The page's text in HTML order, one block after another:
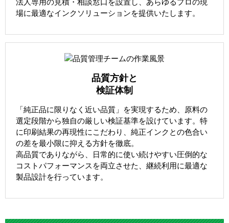
法人専用の見積・相談窓口を設置し、あらゆるプロの現
場に最適なインクソリューションを提供いたします。
品質方針と
検証体制
「純正品に限りなく近い品質」を実現するため、原料の
選定段階から独自の厳しい検証基準を設けています。特
に印刷結果の再現性にこだわり、純正インクとの色合い
の差を最小限に抑える方針を徹底。
高品質でありながら、日常的に使い続けやすい圧倒的な
コストパフォーマンスを両立させた、継続利用に最適な
製品設計を行っています。